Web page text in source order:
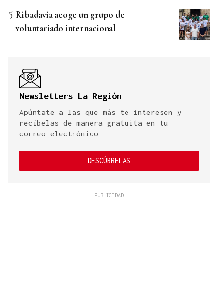
Ribadavia acoge un grupo de
voluntariado internacional
Newsletters La Región
Apúntate a las que más te interesen y
recíbelas de manera gratuita en tu
correo electrónico
DESCÚBRELAS